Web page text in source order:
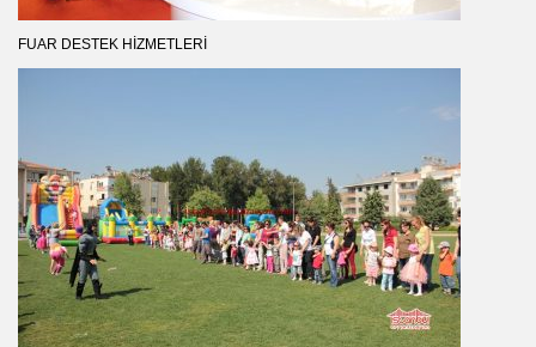
FUAR DESTEK HIZMETLERI